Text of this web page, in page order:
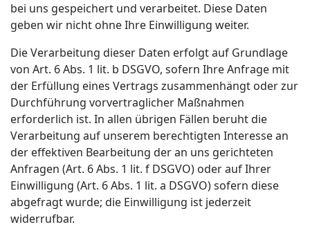
bei uns gespeichert und verarbeitet. Diese Daten
geben wir nicht ohne Ihre Einwilligung weiter.
Die Verarbeitung dieser Daten erfolgt auf Grundlage
von Art. 6 Abs. 1 lit. b DSGVO, sofern Ihre Anfrage mit
der Erfüllung eines Vertrags zusammenhängt oder zur
Durchführung vorvertraglicher Maßnahmen
erforderlich ist. In allen übrigen Fällen beruht die
Verarbeitung auf unserem berechtigten Interesse an
der effektiven Bearbeitung der an uns gerichteten
Anfragen (Art. 6 Abs. 1 lit. f DSGVO) oder auf Ihrer
Einwilligung (Art. 6 Abs. 1 lit. a DSGVO) sofern diese
abgefragt wurde; die Einwilligung ist jederzeit
widerrufbar.